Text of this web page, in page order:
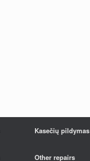
Kasečių pildymas
Other repairs